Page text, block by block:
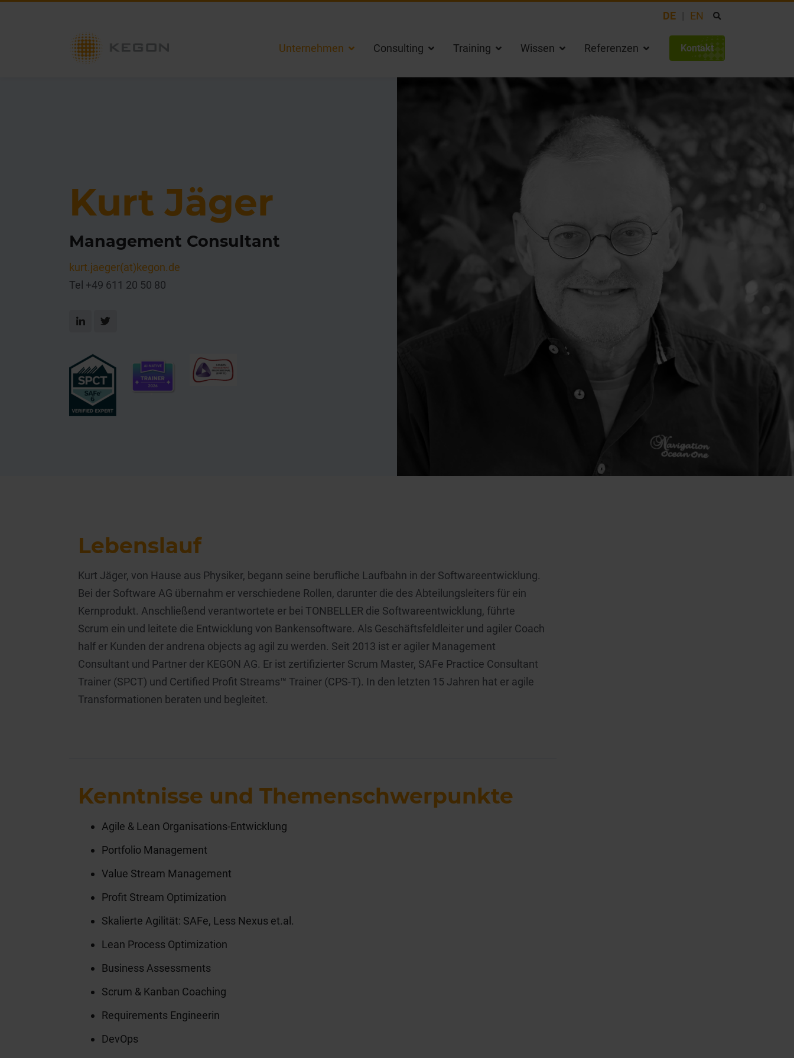
DE EN
Unternehmen Consulting Training Wissen Referenzen Kontakt
Kurt Jäger
Management Consultant
kurt.jaeger(at)kegon.de
Tel +49 611 20 50 80
Lebenslauf
Kurt Jäger, von Hause aus Physiker, begann seine berufliche Laufbahn in der Softwareentwicklung.
Bei der Software AG übernahm er verschiedene Rollen, darunter die des Abteilungsleiters für ein
Kernprodukt. Anschließend verantwortete er bei TONBELLER die Softwareentwicklung, führte
Scrum ein und leitete die Entwicklung von Bankensoftware. Als Geschäftsfeldleiter und agiler Coach
half er Kunden der andrena objects ag agil zu werden. Seit 2013 ist er agiler Management
Consultant und Partner der KEGON AG. Er ist zertifizierter Scrum Master, SAFe Practice Consultant
Trainer (SPCT) und Certified Profit Streams™ Trainer (CPS-T). In den letzten 15 Jahren hat er agile
Transformationen beraten und begleitet.
Kenntnisse und Themenschwerpunkte
Agile & Lean Organisations-Entwicklung
Portfolio Management
Value Stream Management
Profit Stream Optimization
Skalierte Agilität: SAFe, Less Nexus et.al.
Lean Process Optimization
Business Assessments
Scrum & Kanban Coaching
Requirements Engineerin
DevOps